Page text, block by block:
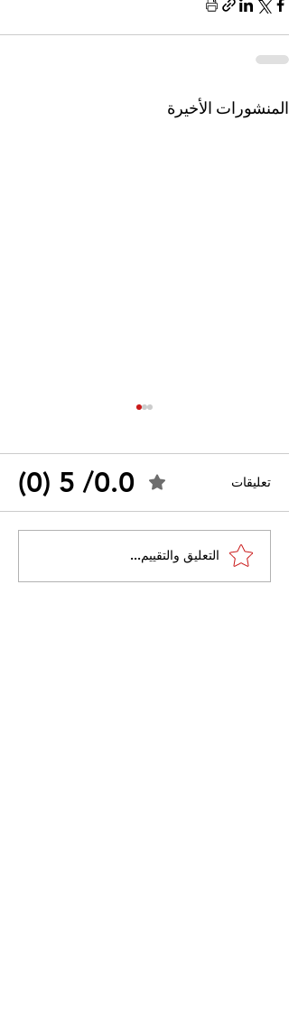
المنشورات الأخيرة
القضاء الإداري يقضي بحل
نقابة "كنابست"
تعليقات 0.0/ 5 (0)
التعليق والتقييم...